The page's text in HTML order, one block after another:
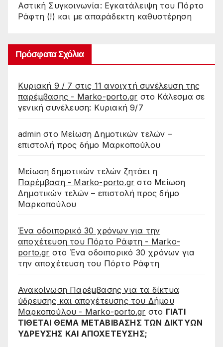
Αστική Συγκοινωνία: Εγκατάλειψη του Πόρτο
Ράφτη (!) και με απαράδεκτη καθυστέρηση
Πρόσφατα Σχόλια
Κυριακή 9 / 7 στις 11 ανοιχτή συνέλευση της
παρέμβασης - Marko-porto.gr στο Κάλεσμα σε
γενική συνέλευση: Κυριακή 9/7
admin στο Μείωση Δημοτικών τελών –
επιστολή προς δήμο Μαρκοπούλου
Μείωση δημοτικών τελών ζητάει η
Παρέμβαση - Marko-porto.gr στο Μείωση
Δημοτικών τελών – επιστολή προς δήμο
Μαρκοπούλου
Ένα οδοιπορικό 30 χρόνων για την
αποχέτευση του Πόρτο Ράφτη - Marko-
porto.gr στο Ένα οδοιπορικό 30 χρόνων για
την αποχέτευση του Πόρτο Ράφτη
Ανακοίνωση Παρέμβασης για τα δίκτυα
ύδρευσης και αποχέτευσης του Δήμου
Μαρκοπούλου - Marko-porto.gr στο ΓΙΑΤΙ
ΤΙΘΕΤΑΙ ΘΕΜΑ ΜΕΤΑΒΙΒΑΣΗΣ ΤΩΝ ΔΙΚΤΥΩΝ
ΥΔΡΕΥΣΗΣ ΚΑΙ ΑΠΟΧΕΤΕΥΣΗΣ;